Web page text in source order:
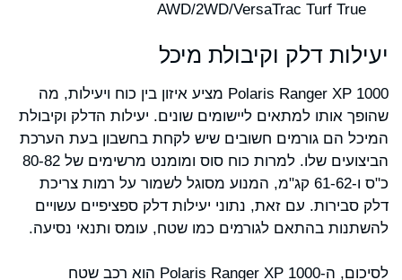
AWD/2WD/VersaTrac Turf True
יעילות דלק וקיבולת מיכל
Polaris Ranger XP 1000 מציע איזון בין כוח ויעילות, מה
שהופך אותו למתאים ליישומים שונים. יעילות הדלק וקיבולת
המיכל הם גורמים חשובים שיש לקחת בחשבון בעת הערכת
הביצועים שלו. למרות כוח סוס ומומנט מרשימים של 80-82
כ"ס ו-61-62 קג"מ, המנוע מסוגל לשמור על רמות צריכת
דלק סבירות. עם זאת, נתוני יעילות דלק ספציפיים עשויים
להשתנות בהתאם לגורמים כמו שטח, עומס ותנאי נסיעה.
לסיכום, ה-Polaris Ranger XP 1000 הוא רכב שטח